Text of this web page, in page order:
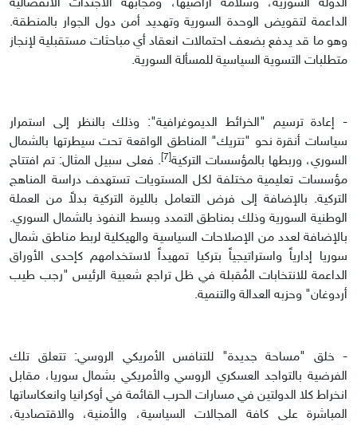
الدولة السورية، وسلامة أراضيها، ومجابهة الأجندات الانفصالية
الداعمة لتقويض الوحدة السورية وتهديد أمن دول الجوار بالمنطقة.
وهو ما قد يدفع بضعف احتمالات انعقاد أي مباحثات مستقبلية لإنجاز
متطلبات التسوية السياسية للمسألة السورية.
- إعادة ترسيم "الخرائط الديموغرافية": وذلك بالنظر إلى استمرار
سياسات أنقرة نحو "تتريك" المناطق الواقعة تحت سيطرتها بالشمال
السوري، وربطها بالمؤسسات التركية[7]
. فعلى سبيل المثال: تم افتتاح
مؤسسات تعليمية مختلفة لكل المستويات تستهدف دراسة المناهج
التركية. بالإضافة إلى فرض التعامل بالليرة التركية بدلاً من العملة
الوطنية السورية وذلك بمناطق التمدد وبسط النفوذ بالشمال السوري.
بالإضافة لعدد من الإصلاحات السياسية والهيكلية لربط مناطق شمال
سوريا إدارياً واستراتيجياً بتركيا تمهيداً لاستخدامهم كإحدى الأوراق
الداعمة للانتخابات المُقبلة في ظل تراجع شعبية الرئيس "رجب طيب
أردوغان" وحزبه العدالة والتنمية.
- خلق "مساحة جديدة" للتنافس الأمريكي الروسي: تتعلق تلك
الفرضية بالتواجد العسكري الروسي والأمريكي بشمال سوريا، مقابل
انخراط كلا الدولتين في مسارات الحرب القائمة في أوكرانيا وانعكاساتها
المباشرة على كافة المجالات السياسية، والأمنية، والاقتصادية،